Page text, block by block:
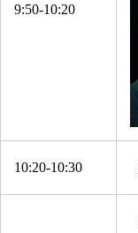
9:50-10:20
10:20-10:30